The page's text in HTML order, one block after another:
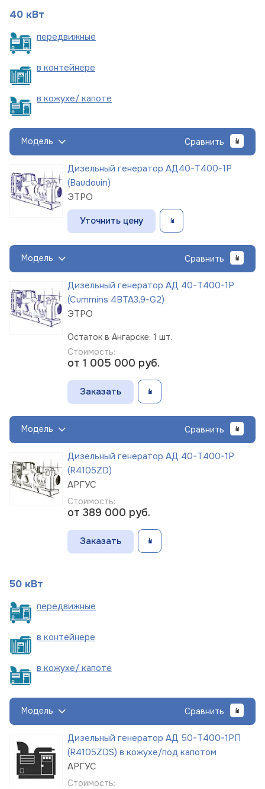
40 кВт
передвижные
в контейнере
в кожухе/ капоте
Модель Сравнить
Дизельный генератор АД40-Т400-1Р
(Baudouin)
ЭТРО
Уточнить цену
Модель Сравнить
Дизельный генератор АД 40-Т400-1Р
(Cummins 4BTA3,9-G2)
ЭТРО
Остаток в Ангарске: 1 шт.
Стоимость:
от 1 005 000 руб.
Заказать
Модель Сравнить
Дизельный генератор АД 40-Т400-1Р
(R4105ZD)
АРГУС
Стоимость:
от 389 000 руб.
Заказать
50 кВт
передвижные
в контейнере
в кожухе/ капоте
Модель Сравнить
Дизельный генератор АД 50-Т400-1РП
(R4105ZDS) в кожухе/под капотом
АРГУС
Стоимость: